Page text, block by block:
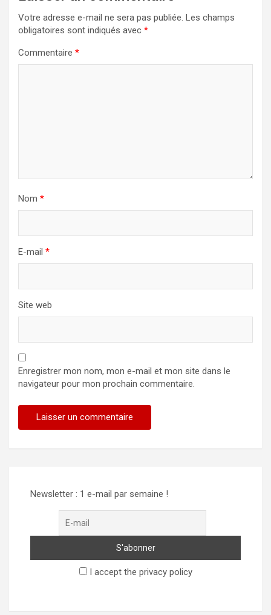
Votre adresse e-mail ne sera pas publiée. Les champs
obligatoires sont indiqués avec *
Commentaire *
Nom *
E-mail *
Site web
Enregistrer mon nom, mon e-mail et mon site dans le
navigateur pour mon prochain commentaire.
Newsletter : 1 e-mail par semaine !
I accept the privacy policy